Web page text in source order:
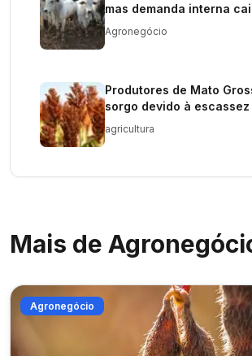
mas demanda interna cai
Agronegócio
Produtores de Mato
sorgo devido à
agricultura
Mais de
Agronegócio